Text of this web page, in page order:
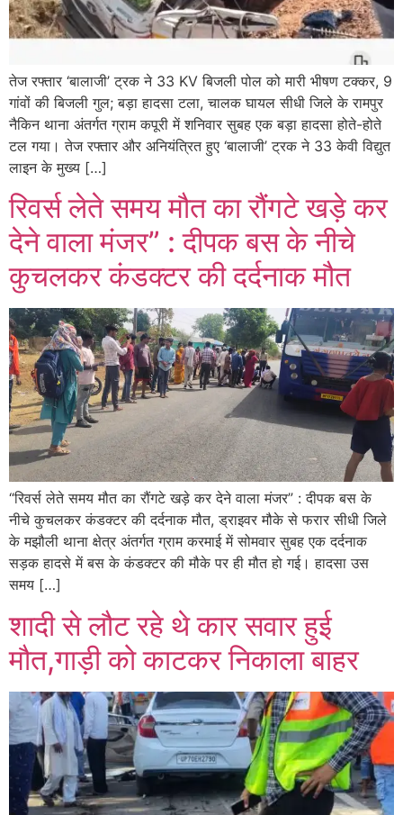
तेज रफ्तार ‘बालाजी’ ट्रक ने 33 KV बिजली पोल को मारी भीषण टक्कर, 9
गांवों की बिजली गुल; बड़ा हादसा टला, चालक घायल सीधी जिले के रामपुर
नैकिन थाना अंतर्गत ग्राम कपूरी में शनिवार सुबह एक बड़ा हादसा होते-होते
टल गया। तेज रफ्तार और अनियंत्रित हुए ‘बालाजी’ ट्रक ने 33 केवी विद्युत
लाइन के मुख्य […]
रिवर्स लेते समय मौत का रौंगटे खड़े कर
देने वाला मंजर” : दीपक बस के नीचे
कुचलकर कंडक्टर की दर्दनाक मौत
“रिवर्स लेते समय मौत का रौंगटे खड़े कर देने वाला मंजर” : दीपक बस के
नीचे कुचलकर कंडक्टर की दर्दनाक मौत, ड्राइवर मौके से फरार सीधी जिले
के मझौली थाना क्षेत्र अंतर्गत ग्राम करमाई में सोमवार सुबह एक दर्दनाक
सड़क हादसे में बस के कंडक्टर की मौके पर ही मौत हो गई। हादसा उस
समय […]
शादी से लौट रहे थे कार सवार हुई
मौत,गाड़ी को काटकर निकाला बाहर